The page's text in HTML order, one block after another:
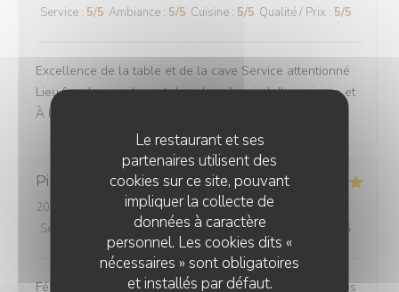
Le restaurant et ses
partenaires utilisent des
cookies sur ce site, pouvant
impliquer la collecte de
données à caractère
personnel. Les cookies dits «
nécessaires » sont obligatoires
et installés par défaut.
Service : 5/5 Ambiance : 5/5 Cuisine : 5/5 Qualité / Prix : 5/5
Excellence de la table et de la cave Service attentionné
Lieu fair de grandeur et de calme Au pied d'un prieure et
À l'oree d'un bois
Pinto
2026-07-29
- 13:00 - Couverts 2
Service
Ambiance: 5/5 Cuisine: 5/5 Qualité / Prix /5
Félicitations. Nous avons passé un très bon moment. Nos